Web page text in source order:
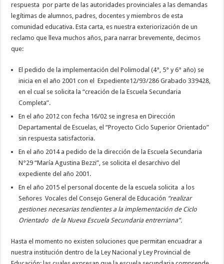
respuesta por parte de las autoridades provinciales a las demandas
legítimas de alumnos, padres, docentes y miembros de esta
comunidad educativa. Esta carta, es nuestra exteriorización de un
reclamo que lleva muchos años, para narrar brevemente, decimos
que:
El pedido de la implementación del Polimodal (4°, 5° y 6° año) se
inicia en el año 2001 con el Expediente12/93/286 Grabado 339428,
en el cual se solicita la “creación de la Escuela Secundaria
Completa”.
En el año 2012 con fecha 16/02 se ingresa en Dirección
Departamental de Escuelas, el “Proyecto Ciclo Superior Orientado”
sin respuesta satisfactoria.
En el año 2014 a pedido de la dirección de la Escuela Secundaria
N°29 “María Agustina Bezzi”, se solicita el desarchivo del
expediente del año 2001.
En el año 2015 el personal docente de la escuela solicita a los
Señores Vocales del Consejo General de Educación “realizar
gestiones necesarias tendientes a la implementación de Ciclo
Orientado de la Nueva Escuela Secundaria entrerriana”.
Hasta el momento no existen soluciones que permitan encuadrar a
nuestra institución dentro de la Ley Nacional y Ley Provincial de